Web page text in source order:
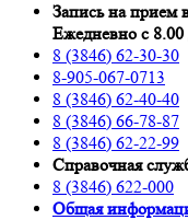
Запись на прием
Ежедневно с 8.00
8 (3846) 62-30-30
8-905-067-0713
8 (3846) 62-40-40
8 (3846) 66-78-87
8 (3846) 62-22-99
Справочная
8 (3846) 622-000
Oбщая